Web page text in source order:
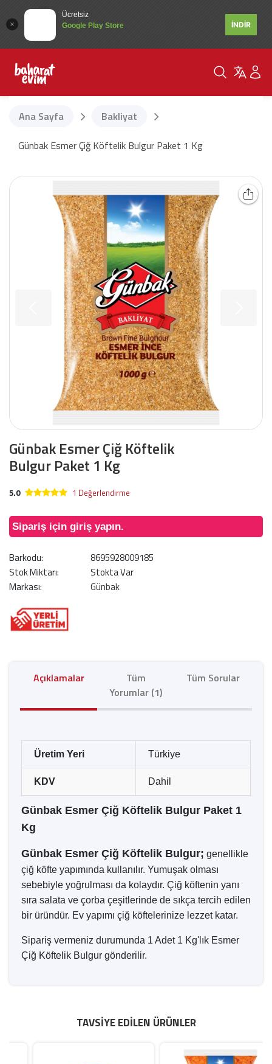
Ücretsiz
Google Play Store
İNDİR
Ana Sayfa
Bakliyat
Günbak Esmer Çiğ Köftelik Bulgur Paket 1 Kg
Günbak Esmer Çiğ Köftelik
Bulgur Paket 1 Kg
5.0 1 Değerlendirme
Sipariş için giriş yapın.
Barkodu:
8695928009185
Stok Miktarı:
Stokta Var
Markası:
Günbak
Açıklamalar
Tüm
Yorumlar (1)
Tüm Sorular
Üretim Yeri Türkiye
KDV Dahil
Günbak Esmer Çiğ Köftelik Bulgur Paket 1
Kg
Günbak Esmer Çiğ Köftelik Bulgur; genellikle
çiğ köfte yapımında kullanılır. Yumuşak olması
sebebiyle yoğrulması da kolaydır. Çiğ köftenin yanı
sıra salata ve çorba çeşitlerinde de sıkça tercih edilen
bir üründür. Ev yapımı çiğ köftelerinize lezzet katar.
Sipariş vermeniz durumunda 1 Adet 1 Kg'lık Esmer
Çiğ Köftelik Bulgur gönderilir.
TAVSIYE EDILEN ÜRÜNLER